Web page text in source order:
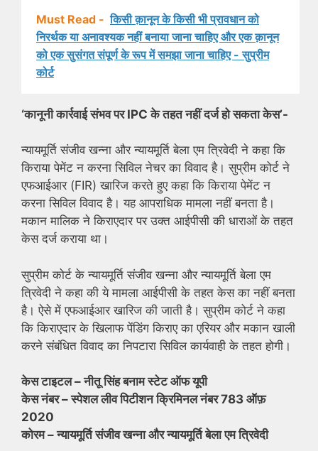
Must Read - किसी क़ानून के किसी भी प्रावधान को
निरर्थक या अनावश्यक नहीं बनाया जाना चाहिए और एक क़ानून
को एक सुसंगत संपूर्ण के रूप में समझा जाना चाहिए - सुप्रीम
कोर्ट
‘कानूनी कार्रवाई संभव पर IPC के तहत नहीं दर्ज हो सकता केस’-
न्यायमूर्ति संजीव खन्ना और न्यायमूर्ति बेला एम त्रिवेदी ने कहा कि
किराया पेमेंट न करना सिविल नेचर का विवाद है। सुप्रीम कोर्ट ने
एफआईआर (FIR) खारिज करते हुए कहा कि किराया पेमेंट न
करना सिविल विवाद है। यह आपराधिक मामला नहीं बनता है।
मकान मालिक ने किराएदार पर उक्त आईपीसी की धाराओं के तहत
केस दर्ज कराया था।
सुप्रीम कोर्ट के न्यायमूर्ति संजीव खन्ना और न्यायमूर्ति बेला एम
त्रिवेदी ने कहा की ये मामला आईपीसी के तहत केस का नहीं बनता
है। ऐसे में एफआईआर खारिज की जाती है। सुप्रीम कोर्ट ने कहा
कि किराएदार के खिलाफ पेंडिंग किराए का एरियर और मकान खाली
करने संबंधित विवाद का निपटारा सिविल कार्यवाही के तहत होगी।
केस टाइटल – नीतू सिंह बनाम स्टेट ऑफ यूपी
केस नंबर – स्पेशल लीव पिटीशन क्रिमिनल नंबर 783 ऑफ़
2020
कोरम – न्यायमूर्ति संजीव खन्ना और न्यायमूर्ति बेला एम त्रिवेदी